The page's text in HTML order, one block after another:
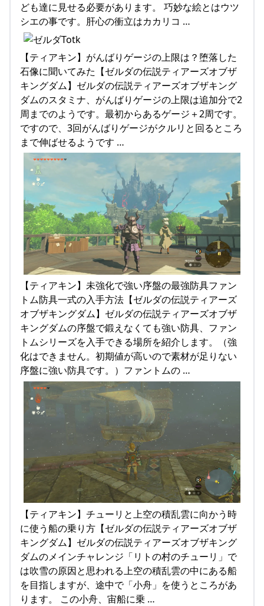
ども達に見せる必要があります。 巧妙な絵とはウツ
シエの事です。肝心の衝立はカカリコ …
【ティアキン】がんばりゲージの上限は？堕落した
石像に聞いてみた【ゼルダの伝説ティアーズオブザ
キングダム】ゼルダの伝説ティアーズオブザキング
ダムのスタミナ、がんばりゲージの上限は追加分で2
周までのようです。最初からあるゲージ＋2周です。
ですので、3回がんばりゲージがクルリと回るところ
まで伸ばせるようです …
【ティアキン】未強化で強い序盤の最強防具ファン
トム防具一式の入手方法【ゼルダの伝説ティアーズ
オブザキングダム】ゼルダの伝説ティアーズオブザ
キングダムの序盤で鍛えなくても強い防具、ファン
トムシリーズを入手できる場所を紹介します。（強
化はできません。初期値が高いので素材が足りない
序盤に強い防具です。）ファントムの …
【ティアキン】チューリと上空の積乱雲に向かう時
に使う船の乗り方【ゼルダの伝説ティアーズオブザ
キングダム】ゼルダの伝説ティアーズオブザキング
ダムのメインチャレンジ「リトの村のチューリ」で
は吹雪の原因と思われる上空の積乱雲の中にある船
を目指しますが、途中で「小舟」を使うところがあ
ります。 この小舟、宙船に乗 …